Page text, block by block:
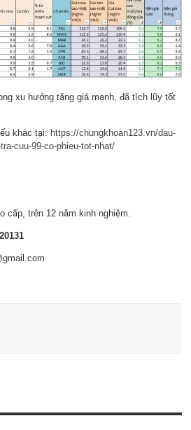
xu hướng tăng giá mạnh, đã tích lũy tốt
khác tại: https://chungkhoan123.vn/dau-
cuu-99-co-phieu-tot-nhat/
cấp, trên 12 năm kinh nghiệm.